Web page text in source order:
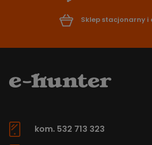
Sklep stacjonarny i
kom. 532 713 323